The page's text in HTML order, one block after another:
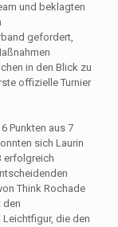
und beklagten
gefordert,
in den Blick zu
offizielle Turnier
Punkten aus 7
sich Laurin
erfolgreich
Think Rochade
den
die den